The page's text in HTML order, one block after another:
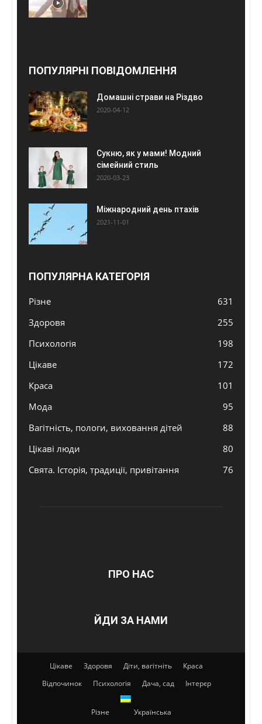
ПОПУЛЯРНІ ПОВІДОМЛЕННЯ
Домашні страви на Різдво
2020-04-12
Сукню, як у мами! Модний
сімейний стиль
2020-03-23
Міжнародний день птахів
2021-11-01
ПОПУЛЯРНА КАТЕГОРІЯ
Різне
631
Здоровя
255
Психологія
198
Цікаве
172
Краса
101
Мода
95
Вагітність, пологи, виховання дітей
88
Цікаві люди
80
Свята. Історія, традиції, привітання
76
ПРО НАС
ЙДИ ЗА НАМИ
Цікаве Здоровя Діти, вагітніть
Краса
Відпочинок
Психологія Дача, сад Інтерєр
Різне Українська